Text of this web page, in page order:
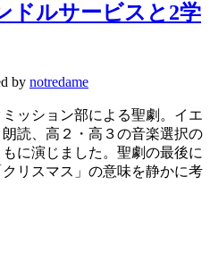
ドルサービスと2学
by notredame
ッション部による聖劇。イエ
読、高２・高３の音楽選択の
に演じました。聖劇の最後に
リスマス」の意味を静かに考